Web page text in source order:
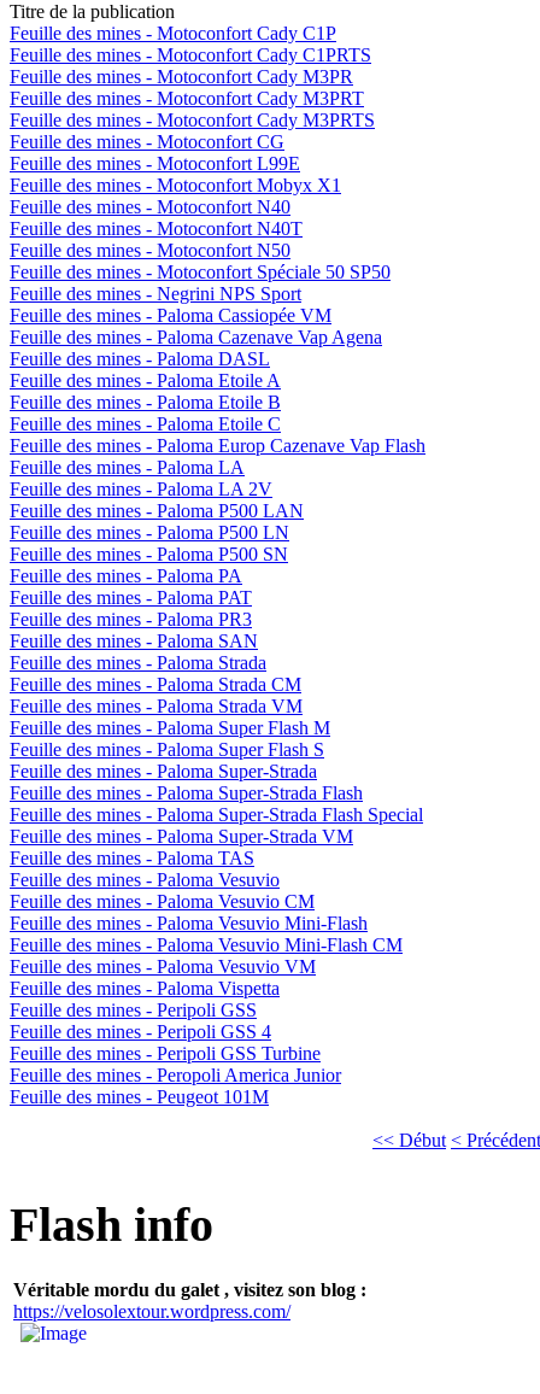
Titre de la publication
Feuille des mines - Motoconfort Cady C1P
Feuille des mines - Motoconfort Cady C1PRTS
Feuille des mines - Motoconfort Cady M3PR
Feuille des mines - Motoconfort Cady M3PRT
Feuille des mines - Motoconfort Cady M3PRTS
Feuille des mines - Motoconfort CG
Feuille des mines - Motoconfort L99E
Feuille des mines - Motoconfort Mobyx X1
Feuille des mines - Motoconfort N40
Feuille des mines - Motoconfort N40T
Feuille des mines - Motoconfort N50
Feuille des mines - Motoconfort Spéciale 50 SP50
Feuille des mines - Negrini NPS Sport
Feuille des mines - Paloma Cassiopée VM
Feuille des mines - Paloma Cazenave Vap Agena
Feuille des mines - Paloma DASL
Feuille des mines - Paloma Etoile A
Feuille des mines - Paloma Etoile B
Feuille des mines - Paloma Etoile C
Feuille des mines - Paloma Europ Cazenave Vap Flash
Feuille des mines - Paloma LA
Feuille des mines - Paloma LA 2V
Feuille des mines - Paloma P500 LAN
Feuille des mines - Paloma P500 LN
Feuille des mines - Paloma P500 SN
Feuille des mines - Paloma PA
Feuille des mines - Paloma PAT
Feuille des mines - Paloma PR3
Feuille des mines - Paloma SAN
Feuille des mines - Paloma Strada
Feuille des mines - Paloma Strada CM
Feuille des mines - Paloma Strada VM
Feuille des mines - Paloma Super Flash M
Feuille des mines - Paloma Super Flash S
Feuille des mines - Paloma Super-Strada
Feuille des mines - Paloma Super-Strada Flash
Feuille des mines - Paloma Super-Strada Flash Special
Feuille des mines - Paloma Super-Strada VM
Feuille des mines - Paloma TAS
Feuille des mines - Paloma Vesuvio
Feuille des mines - Paloma Vesuvio CM
Feuille des mines - Paloma Vesuvio Mini-Flash
Feuille des mines - Paloma Vesuvio Mini-Flash CM
Feuille des mines - Paloma Vesuvio VM
Feuille des mines - Paloma Vispetta
Feuille des mines - Peripoli GSS
Feuille des mines - Peripoli GSS 4
Feuille des mines - Peripoli GSS Turbine
Feuille des mines - Peropoli America Junior
Feuille des mines - Peugeot 101M
<< Début <
Flash info
Véritable mordu du galet , visitez son blog :
https://velosolextour.wordpress.com/